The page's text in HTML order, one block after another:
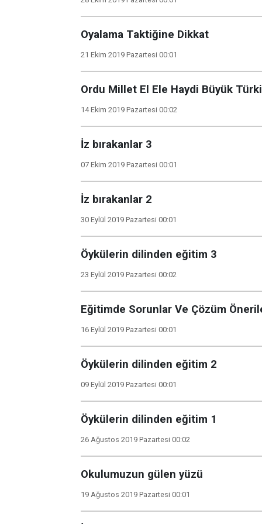
Oyalama Taktiğine Dikkat
21 Ekim 2019 Pazartesi 00:01
Ordu Millet El Ele Haydi Büyük
14 Ekim 2019 Pazartesi 00:02
İz bırakanlar 3
07 Ekim 2019 Pazartesi 00:01
İz bırakanlar 2
30 Eylül 2019 Pazartesi 00:01
Öykülerin dilinden eğitim 3
23 Eylül 2019 Pazartesi 00:02
Eğitimde Sorunlar Ve Çözüm
16 Eylül 2019 Pazartesi 00:01
Öykülerin dilinden eğitim 2
09 Eylül 2019 Pazartesi 00:01
Öykülerin dilinden eğitim 1
26 Ağustos 2019 Pazartesi 00:02
Okulumuzun gülen yüzü
19 Ağustos 2019 Pazartesi 00:01